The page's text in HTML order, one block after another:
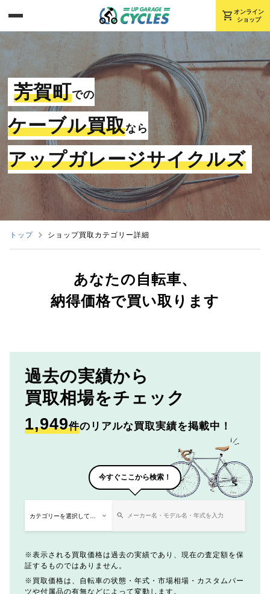
shopping_cart オンライン
ショップ
芳賀町での
ケーブル買取なら
アップガレージサイクルズ
トップ ショップ買取カテゴリー詳細
あなたの自転車、
納得価格で買い取ります
過去の実績から
買取相場をチェック
1,949件のリアルな買取実績を掲載中！
今すぐここから検索！
表示される買取価格は過去の実績であり、現在の査定額を保
証するものではありません。
買取価格は、自転車の状態・年式・市場相場・カスタムパー
ツや付属品の有無などによって変動します。